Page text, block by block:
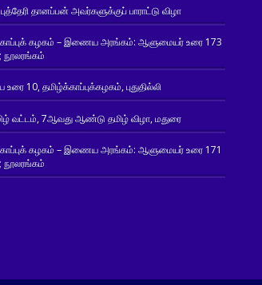
தானப்பன் அவர்களுக்குப் பாராட்டு விழா
காப்புக் கழகம் – இணைய அரங்கம்: ஆளுமையர் உரை 173
நூலரங்கம்
10, தமிழ்க்காப்புக்கழகம், புதுதில்லி
வட்டம், 7ஆவது ஆண்டு தமிழ் விழா, மதுரை
கழகம் – இணைய அரங்கம்: ஆளுமையர் உரை 171
நூலரங்கம்